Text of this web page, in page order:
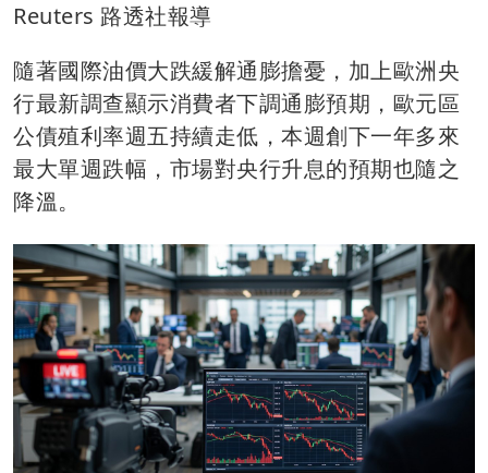
Reuters 路透社報導
隨著國際油價大跌緩解通膨擔憂，加上歐洲央
行最新調查顯示消費者下調通膨預期，歐元區
公債殖利率週五持續走低，本週創下一年多來
最大單週跌幅，市場對央行升息的預期也隨之
降溫。